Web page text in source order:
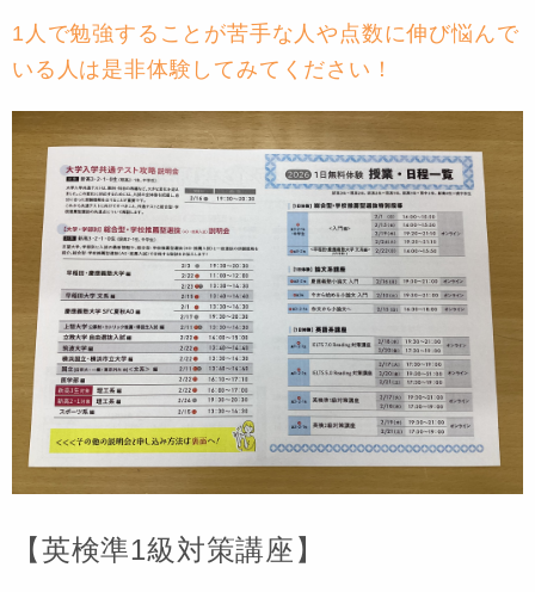
1人で勉強することが苦手な人や点数に伸び悩んで
いる人は是非体験してみてください！
【英検準1級対策講座】